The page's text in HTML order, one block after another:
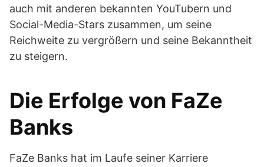
auch mit anderen bekannten YouTubern und
Social-Media-Stars zusammen, um seine
Reichweite zu vergrößern und seine Bekanntheit
zu steigern.
Die Erfolge von FaZe
Banks
FaZe Banks hat im Laufe seiner Karriere